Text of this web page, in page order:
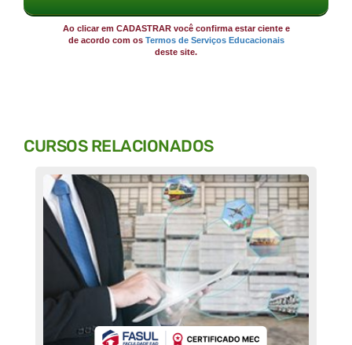
Ao clicar em CADASTRAR você confirma estar ciente e
de acordo com os Termos de Serviços Educacionais
deste site.
CURSOS RELACIONADOS